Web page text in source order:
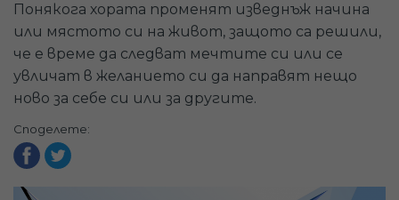
Понякога хората променят изведнъж начина
или мястото си на живот, защото са решили,
че е време да следват мечтите си или се
увличат в желанието си да направят нещо
ново за себе си или за другите.
Споделете: